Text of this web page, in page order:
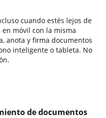
cuando estés lejos de
móvil con la misma
anota y firma documentos
inteligente o tableta. No
de documentos